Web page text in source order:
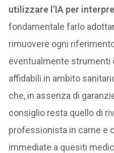
utilizzare l’IA per
fondamentale farlo
rimuovere ogni
eventualmente strumenti
affidabili in ambito
che, in assenza di
consiglio resta quello di
professionista in carne e
immediate a quesiti